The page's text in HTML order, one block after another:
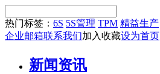
热门标签： 6S 5S管理 TPM 精益生产
企业邮箱联系我们加入收藏设为首页
新闻资讯